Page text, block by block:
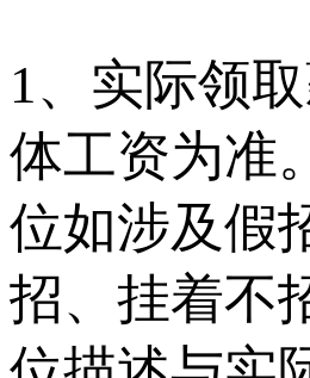
1、实际领
体工资为准
位如涉及假
招、挂着不